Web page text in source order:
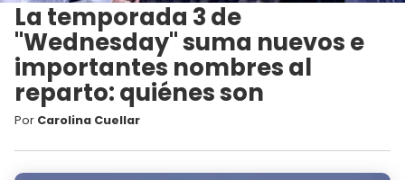
La temporada 3 de
"Wednesday" suma nuevos e
importantes nombres al
reparto: quiénes son
Por Carolina Cuellar